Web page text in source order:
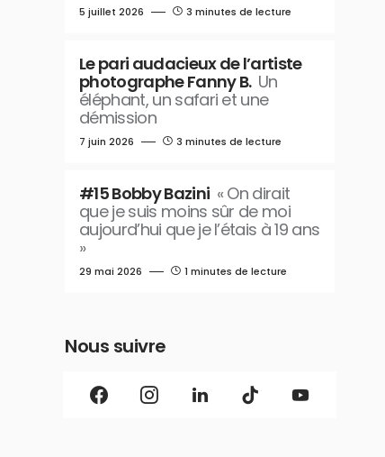
5 juillet 2026 3 minutes de lecture
Le pari audacieux de l’artiste
photographe Fanny B. Un
éléphant, un safari et une
démission
7 juin 2026 3 minutes de lecture
#15 Bobby Bazini « On dirait
que je suis moins sûr de moi
aujourd’hui que je l’étais à 19 ans
»
29 mai 2026 1 minutes de lecture
Nous suivre